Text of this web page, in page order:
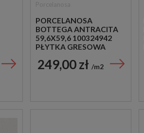
PORCELANOSA
BOTTEGA ANTRACITA
59,6X59,6 100324942
PŁYTKA GRESOWA
249,00 zł m2